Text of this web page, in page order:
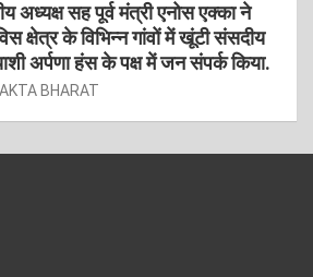
अध्यक्ष सह पूर्व मंत्री एनोस एक्का ने
क्षेत्र के विभिन्न गांवों में खूंटी संसदीय
अर्पणा हंस के पक्ष में जन संपर्क किया.
BHARAT